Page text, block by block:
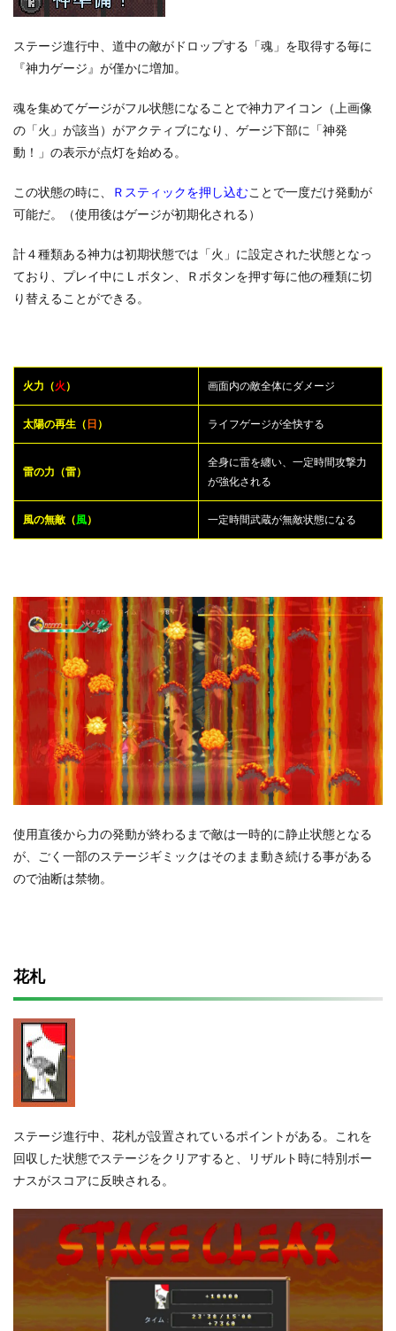
ステージ進行中、道中の敵がドロップする「魂」を取得する毎に
『神力ゲージ』が僅かに増加。
魂を集めてゲージがフル状態になることで神力アイコン（上画像
の「火」が該当）がアクティブになり、ゲージ下部に「神発
動！」の表示が点灯を始める。
この状態の時に、 Ｒスティックを押し込むことで一度だけ発動が
可能だ。（使用後はゲージが初期化される）
計４種類ある神力は初期状態では「火」に設定された状態となっ
ており、プレイ中にＬボタン、Ｒボタンを押す毎に他の種類に切
り替えることができる。
火力（火 ） 画面内の敵全体にダメージ
太陽の再生（日 ） ライフゲージが全快する
雷の力（雷）
全身に雷を纏い、一定時間攻撃力
が強化される
風の無敵（風） 一定時間武蔵が無敵状態になる
使用直後から力の発動が終わるまで敵は一時的に静止状態となる
が、ごく一部のステージギミックはそのまま動き続ける事がある
ので油断は禁物。
花札
ステージ進行中、花札が設置されているポイントがある。これを
回収した状態でステージをクリアすると、リザルト時に特別ボー
ナスがスコアに反映される。